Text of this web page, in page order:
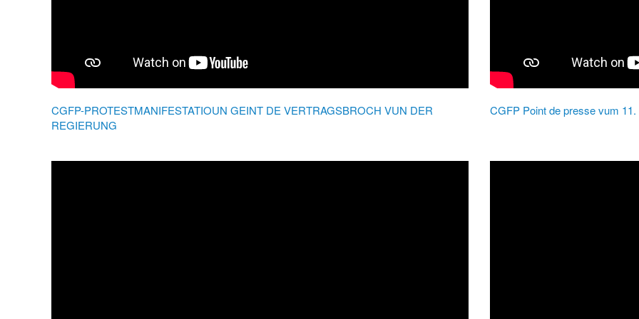
CGFP-PROTESTMANIFESTATIOUN GEINT DE VERTRAGSBROCH VUN DER
REGIERUNG
CGFP Point de presse vum